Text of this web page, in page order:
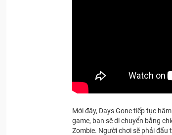
Mới đây, Days Gone tiếp tục
game, bạn sẽ di chuyển bằng
Zombie. Người chơi sẽ phải đấu